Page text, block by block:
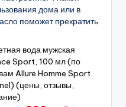
дома или в
поможет прекратить
вода мужская
Sport, 100 мл (по
Allure Homme Sport
(цены, отзывы,